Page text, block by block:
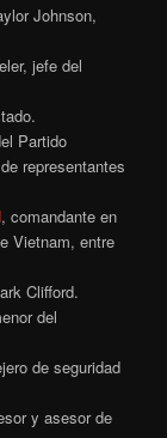
Johnson,
jefe del
Partido
representantes
, comandante en
Vietnam, entre
Clifford.
del
de seguridad
y asesor de